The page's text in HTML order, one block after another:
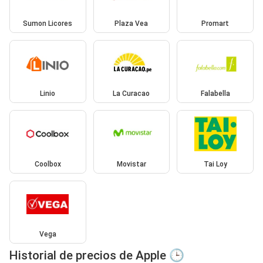
Sumon Licores Plaza Vea Promart
Linio La Curacao Falabella
Coolbox Movistar Tai Loy
Vega
Historial de precios de Apple 🕒